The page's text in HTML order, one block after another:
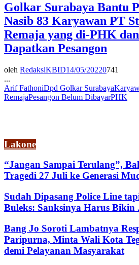
Golkar Surabaya Bantu
Nasib 83 Karyawan PT
Remaja yang di-PHK
Dapatkan Pesangon
oleh RedaksiKBID14/05/20220741
...
Arif FathoniDpd Golkar Surabaya
RemajaPesangon Belum DibayarPHK
Lakone
“Jangan Sampai Terulang”,
Tragedi 27 Juli ke Generasi
Sudah Dipasang Police Line
Buleks: Sanksinya Harus Bikin
Bang Jo Soroti Lambatnya
Paripurna, Minta Wali Kota
demi Pelayanan Masyarakat